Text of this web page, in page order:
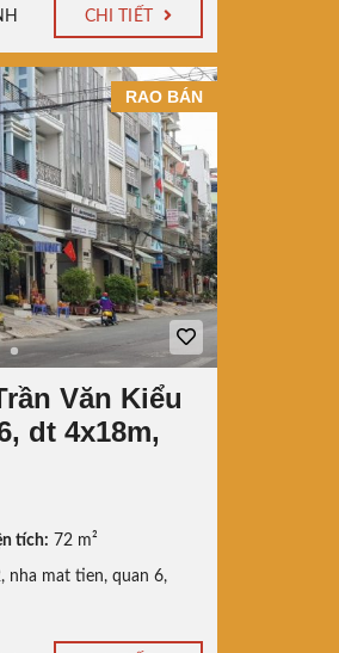
CHI TIẾT
RAO BÁN
Văn Kiểu
dt 4x18m,
tích: 72 m²
, nha mat tien, quan 6,